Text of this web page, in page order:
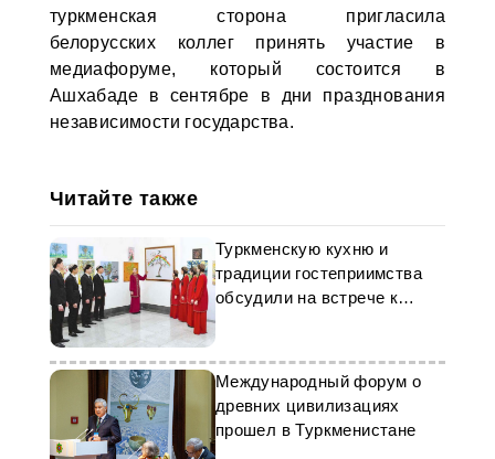
туркменская сторона пригласила
белорусских коллег принять участие в
медиафоруме, который состоится в
Ашхабаде в сентябре в дни празднования
независимости государства.
Читайте также
Туркменскую кухню и
традиции гостеприимства
обсудили на встрече к
Новрузу
Международный форум о
древних цивилизациях
прошел в Туркменистане